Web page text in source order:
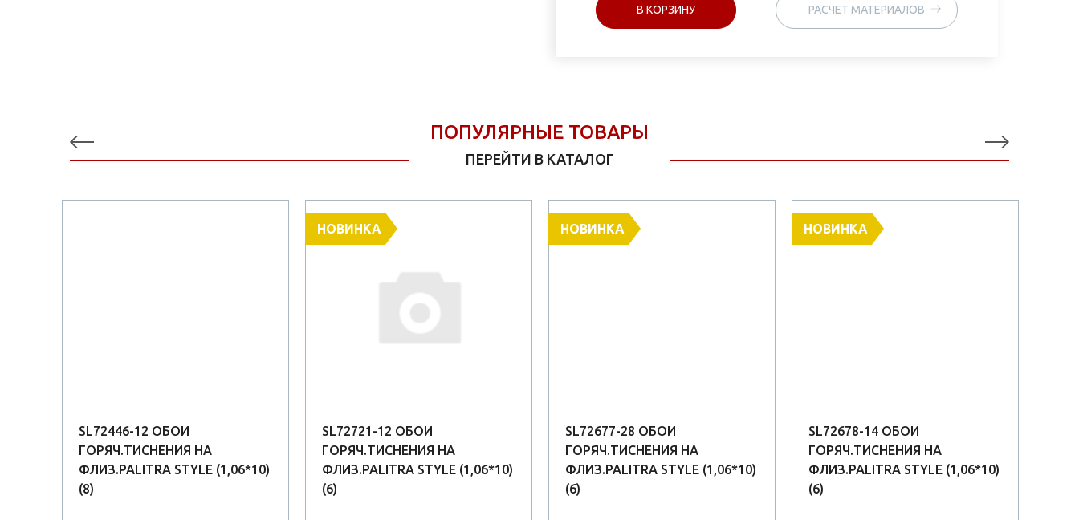
В КОРЗИНУ РАСЧЕТ МАТЕРИАЛОВ
ПОПУЛЯРНЫЕ ТОВАРЫ
ПЕРЕЙТИ В КАТАЛОГ
SL72446-12 ОБОИ
ГОРЯЧ.ТИСНЕНИЯ НА
ФЛИЗ.PALITRA STYLE (1,06*10)
(8)
НОВИНКА
SL72721-12 ОБОИ
ГОРЯЧ.ТИСНЕНИЯ НА
ФЛИЗ.PALITRA STYLE (1,06*10)
(6)
НОВИНКА
SL72677-28 ОБОИ
ГОРЯЧ.ТИСНЕНИЯ НА
ФЛИЗ.PALITRA STYLE (1,06*10)
(6)
НОВИНКА
SL72678-14 ОБОИ
ГОРЯЧ.ТИСНЕНИЯ НА
ФЛИЗ.PALITRA STYLE (1,06*10)
(6)